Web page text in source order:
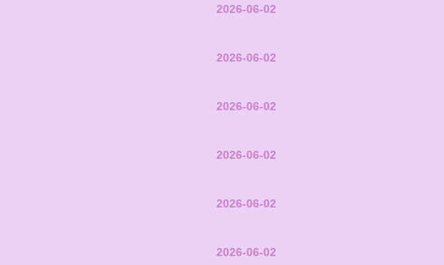
2026-06-02
2026-06-02
2026-06-02
2026-06-02
2026-06-02
2026-06-02